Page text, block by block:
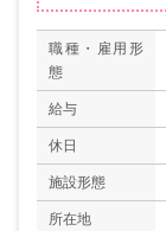
職種・雇用形
態
給与
休日
施設形態
所在地